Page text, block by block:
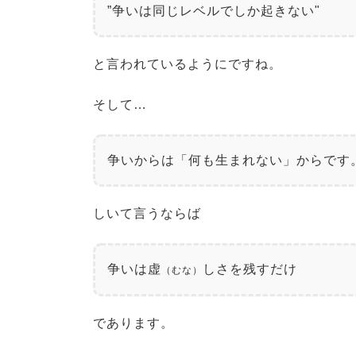
”争いは同じレベルでしか起きない"
と言われているようにですね。
そして…
争いからは「何も生まれない」 からです
しいて言うならば
争いは虚 （むな） しさを残すだけ
であります。